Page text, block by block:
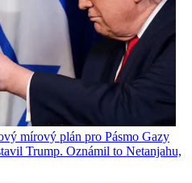
mírový plán pro Pásmo Gazy
Trump. Oznámil to Netanjahu,